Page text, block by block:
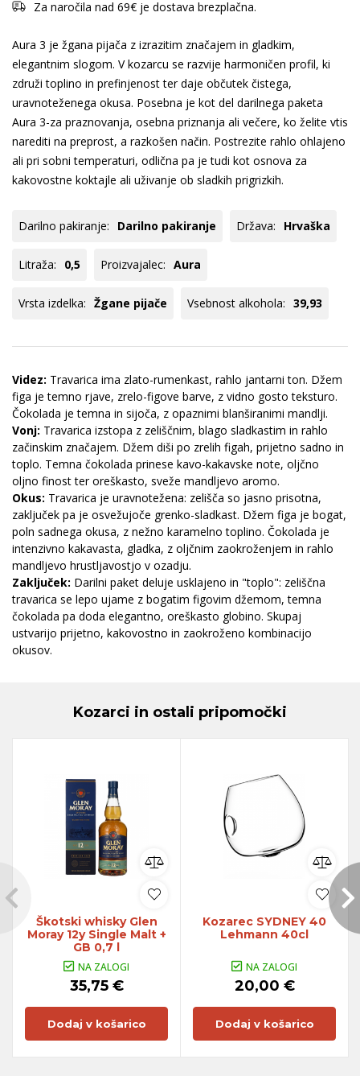
Za naročila nad 69€ je dostava brezplačna.
Aura 3 je žgana pijača z izrazitim značajem in gladkim,
elegantnim slogom. V kozarcu se razvije harmoničen profil, ki
združi toplino in prefinjenost ter daje občutek čistega,
uravnoteženega okusa. Posebna je kot del darilnega paketa
Aura 3-za praznovanja, osebna priznanja ali večere, ko želite vtis
narediti na preprost, a razkošen način. Postrezite rahlo ohlajeno
ali pri sobni temperaturi, odlična pa je tudi kot osnova za
kakovostne koktajle ali uživanje ob sladkih prigrizkih.
Darilno pakiranje: Darilno pakiranje Država: Hrvaška
Litraža: 0,5 Proizvajalec: Aura
Vrsta izdelka: Žgane pijače Vsebnost alkohola: 39,93
Videz: Travarica ima zlato-rumenkast, rahlo jantarni ton. Džem
figa je temno rjave, zrelo-figove barve, z vidno gosto teksturo.
Čokolada je temna in sijoča, z opaznimi blanširanimi mandlji.
Vonj: Travarica izstopa z zeliščnim, blago sladkastim in rahlo
začinskim značajem. Džem diši po zrelih figah, prijetno sadno in
toplo. Temna čokolada prinese kavo-kakavske note, oljčno
oljno finost ter oreškasto, sveže mandljevo aromo.
Okus: Travarica je uravnotežena: zelišča so jasno prisotna,
zaključek pa je osvežujoče grenko-sladkast. Džem figa je bogat,
poln sadnega okusa, z nežno karamelno toplino. Čokolada je
intenzivno kakavasta, gladka, z oljčnim zaokroženjem in rahlo
mandljevo hrustljavostjo v ozadju.
Zaključek: Darilni paket deluje usklajeno in "toplo": zeliščna
travarica se lepo ujame z bogatim figovim džemom, temna
čokolada pa doda elegantno, oreškasto globino. Skupaj
ustvarijo prijetno, kakovostno in zaokroženo kombinacijo
okusov.
Kozarci in ostali pripomočki
Škotski whisky Glen
Moray 12y Single Malt +
GB 0,7 l
NA ZALOGI
35,75 €
Dodaj v košarico
Kozarec SYDNEY 40
Lehmann 40cl
NA ZALOGI
20,00 €
Dodaj v košarico